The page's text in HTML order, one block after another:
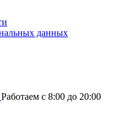
данных
Работаем c 8:00 до 20:00